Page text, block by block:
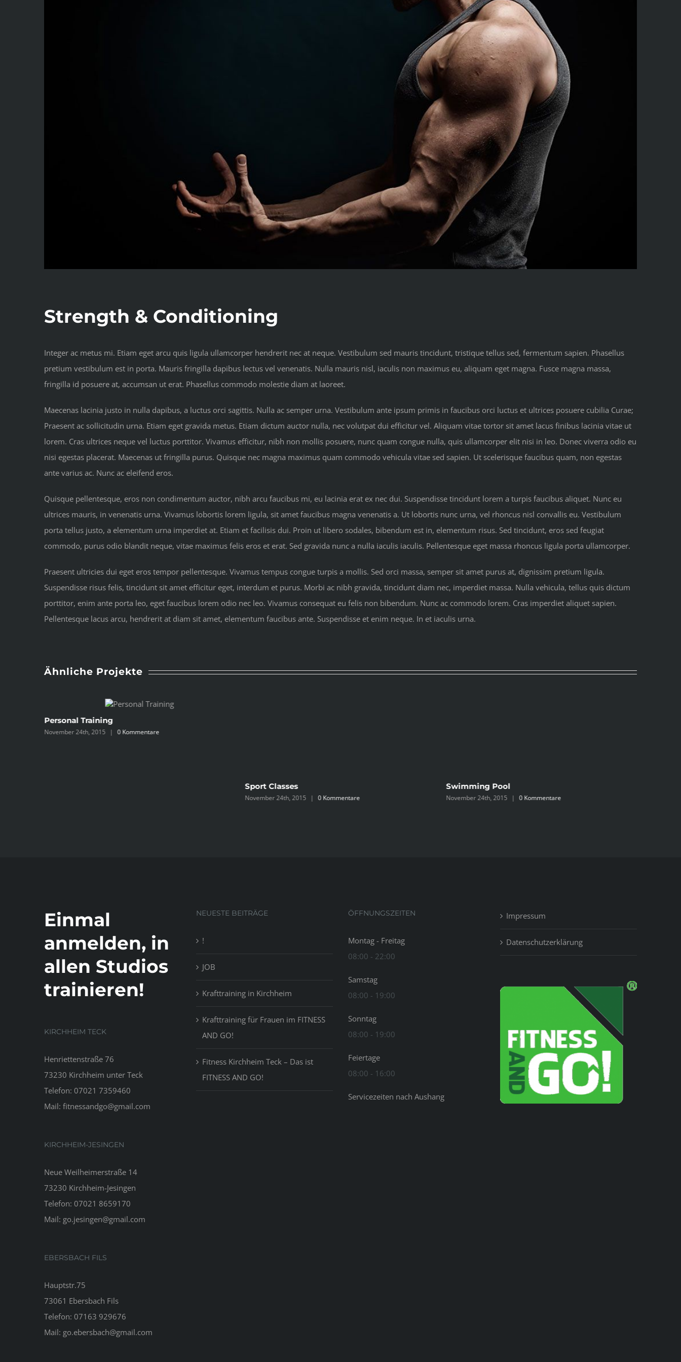
Strength & Conditioning
Integer ac metus mi. Etiam eget arcu quis ligula ullamcorper hendrerit nec at neque. Vestibulum sed mauris tincidunt, tristique tellus sed, fermentum sapien. Phasellus
pretium vestibulum est in porta. Mauris fringilla dapibus lectus vel venenatis. Nulla mauris nisl, iaculis non maximus eu, aliquam eget magna. Fusce magna massa,
fringilla id posuere at, accumsan ut erat. Phasellus commodo molestie diam at laoreet.
Maecenas lacinia justo in nulla dapibus, a luctus orci sagittis. Nulla ac semper urna. Vestibulum ante ipsum primis in faucibus orci luctus et ultrices posuere cubilia Curae;
Praesent ac sollicitudin urna. Etiam eget gravida metus. Etiam dictum auctor nulla, nec volutpat dui efficitur vel. Aliquam vitae tortor sit amet lacus finibus lacinia vitae ut
lorem. Cras ultrices neque vel luctus porttitor. Vivamus efficitur, nibh non mollis posuere, nunc quam congue nulla, quis ullamcorper elit nisi in leo. Donec viverra odio eu
nisi egestas placerat. Maecenas ut fringilla purus. Quisque nec magna maximus quam commodo vehicula vitae sed sapien. Ut scelerisque faucibus quam, non egestas
ante varius ac. Nunc ac eleifend eros.
Quisque pellentesque, eros non condimentum auctor, nibh arcu faucibus mi, eu lacinia erat ex nec dui. Suspendisse tincidunt lorem a turpis faucibus aliquet. Nunc eu
ultrices mauris, in venenatis urna. Vivamus lobortis lorem ligula, sit amet faucibus magna venenatis a. Ut lobortis nunc urna, vel rhoncus nisl convallis eu. Vestibulum
porta tellus justo, a elementum urna imperdiet at. Etiam et facilisis dui. Proin ut libero sodales, bibendum est in, elementum risus. Sed tincidunt, eros sed feugiat
commodo, purus odio blandit neque, vitae maximus felis eros et erat. Sed gravida nunc a nulla iaculis iaculis. Pellentesque eget massa rhoncus ligula porta ullamcorper.
Praesent ultricies dui eget eros tempor pellentesque. Vivamus tempus congue turpis a mollis. Sed orci massa, semper sit amet purus at, dignissim pretium ligula.
Suspendisse risus felis, tincidunt sit amet efficitur eget, interdum et purus. Morbi ac nibh gravida, tincidunt diam nec, imperdiet massa. Nulla vehicula, tellus quis dictum
porttitor, enim ante porta leo, eget faucibus lorem odio nec leo. Vivamus consequat eu felis non bibendum. Nunc ac commodo lorem. Cras imperdiet aliquet sapien.
Pellentesque lacus arcu, hendrerit at diam sit amet, elementum faucibus ante. Suspendisse et enim neque. In et iaculis urna.
Ähnliche Projekte
Personal Training
November 24th, 2015 | 0 Kommentare
Sport Classes
November 24th, 2015 | 0 Kommentare
Swimming Pool
November 24th, 2015 | 0 Kommentare
Einmal
anmelden, in
allen Studios
trainieren!
KIRCHHEIM TECK
Henriettenstraße 76
73230 Kirchheim unter Teck
Telefon: 07021 7359460
Mail: fitnessandgo@gmail.com
KIRCHHEIM-JESINGEN
Neue Weilheimerstraße 14
73230 Kirchheim-Jesingen
Telefon: 07021 8659170
Mail: go.jesingen@gmail.com
EBERSBACH FILS
Hauptstr.75
73061 Ebersbach Fils
Telefon: 07163 929676
Mail: go.ebersbach@gmail.com
NEUESTE BEITRÄGE
!
JOB
Krafttraining in Kirchheim
Krafttraining für Frauen im FITNESS
AND GO!
Fitness Kirchheim Teck – Das ist
FITNESS AND GO!
ÖFFNUNGSZEITEN
Montag - Freitag
08:00 - 22:00
Samstag
08:00 - 19:00
Sonntag
08:00 - 19:00
Feiertage
08:00 - 16:00
Servicezeiten nach Aushang
Impressum
Datenschutzerklärung